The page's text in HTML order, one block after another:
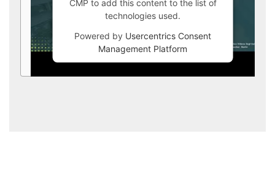
CMP to add this content to the list of
technologies used.
Powered by Usercentrics Consent
Management Platform